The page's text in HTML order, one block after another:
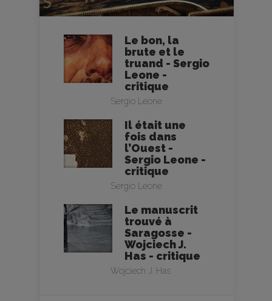
Le bon, la
brute et le
truand - Sergio
Leone -
critique
Sergio Leone
Il était une
fois dans
l’Ouest -
Sergio Leone -
critique
Sergio Leone
Le manuscrit
trouvé à
Saragosse -
Wojciech J.
Has - critique
Wojciech J. Has